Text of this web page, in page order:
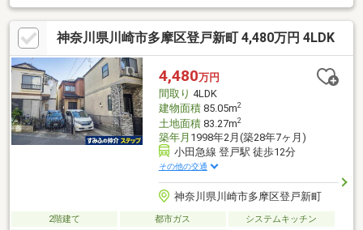
差のないフラットな地形です。《建築》・2020年5月建築の木造
住宅です。《道路・方位等》・北西側幅員4.0ｍ道路に面しており
ます。・通りぬけができない道路面に立地。《室内の特徴》・
LDK約14.5畳。・風通しの良い二面採光の居室。・陽当り・風通
し良好な「2階リビング」 採光・通気性に優れた2階に配置され
た設計です。
神奈川県川崎市多摩区登戸新町 4,480万円 4LDK
4,480万円
間取り 4LDK
建物面積85.05m2
土地面積83.27m2
築年月 1998年2月(築28年7ヶ月)
小田急線 登戸駅 徒歩12分
その他の交通
神奈川県川崎市多摩区登戸新町
2階建て 都市ガス
システムキッチン